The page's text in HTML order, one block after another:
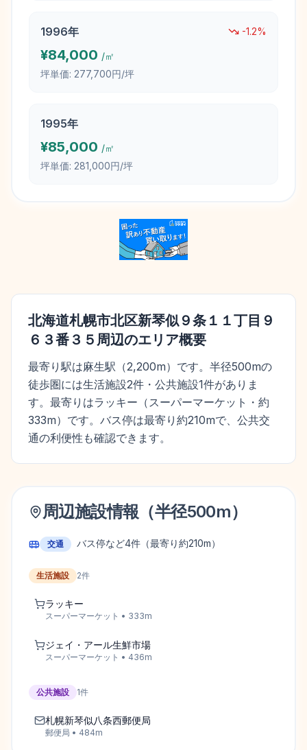
1996年 -1.2%
¥84,000 /㎡
坪単価: 277,700円/坪
1995年
¥85,000 /㎡
坪単価: 281,000円/坪
北海道札幌市北区新琴似９条１１丁目９
６３番３５ 周辺のエリア概要
最寄り駅は麻生駅（2,200m）です。半径500mの
徒歩圏には生活施設2件・公共施設1件がありま
す。最寄りはラッキー（スーパーマーケット・約
333m）です。バス停は最寄り約210mで、公共交
通の利便性も確認できます。
周辺施設情報（半径500m）
交通 バス停など4件 （最寄り約210m）
生活施設 2件
ラッキー
スーパーマーケット • 333m
ジェイ・アール生鮮市場
スーパーマーケット • 436m
公共施設 1件
札幌新琴似八条西郵便局
郵便局 • 484m